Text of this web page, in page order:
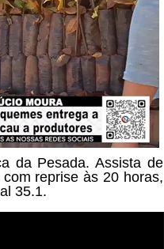
da Pesada. Assista de
com reprise às 20 horas,
35.1.